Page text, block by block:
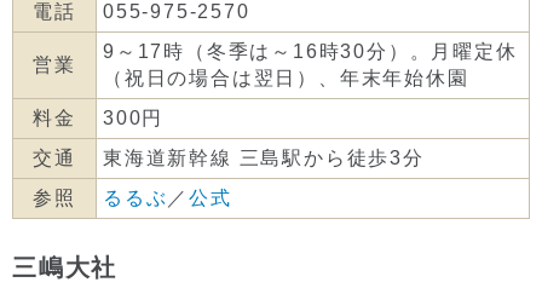
電話
055-975-2570
営業
9～17時（冬季は～16時30分）。月曜定休
（祝日の場合は翌日）、年末年始休園
料金
300円
交通
東海道新幹線 三島駅から徒歩3分
参照
るるぶ ／公式
三嶋大社